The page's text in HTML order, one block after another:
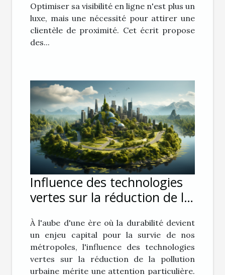
Optimiser sa visibilité en ligne n'est plus un
luxe, mais une nécessité pour attirer une
clientèle de proximité. Cet écrit propose
des...
Influence des technologies
vertes sur la réduction de la
À l'aube d'une ère où la durabilité devient
un enjeu capital pour la survie de nos
métropoles, l'influence des technologies
vertes sur la réduction de la pollution
urbaine mérite une attention particulière.